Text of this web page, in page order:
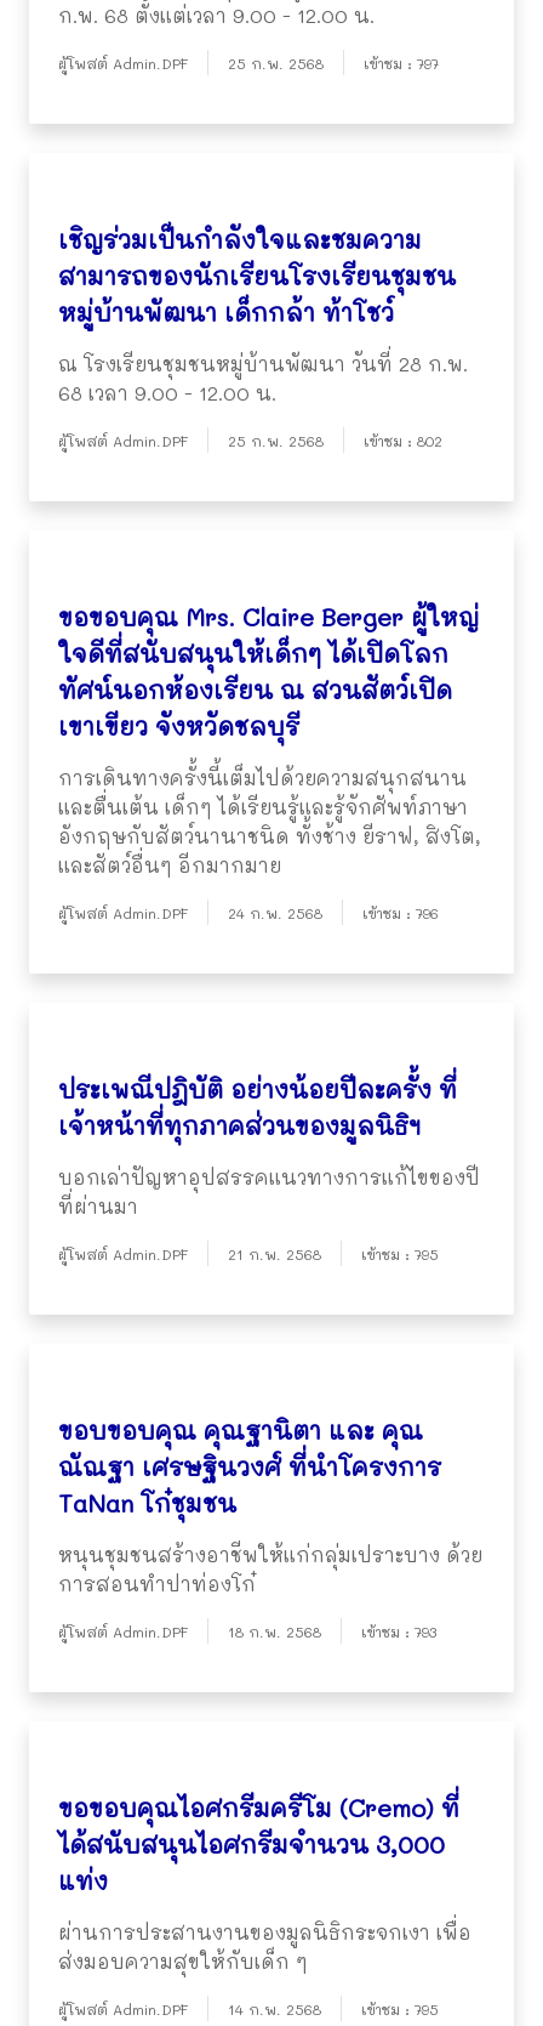
ก.พ. 68 ตั้งแต่เวลา 9.00 - 12.00 น.
ผู้โพสต์ Admin.DPF 25 ก.พ. 2568 เข้าชม : 797
เชิญร่วมเป็นกำลังใจและชมความ
สามารถของนักเรียนโรงเรียนชุมชน
หมู่บ้านพัฒนา เด็กกล้า ท้าโชว์
ณ โรงเรียนชุมชนหมู่บ้านพัฒนา วันที่ 28 ก.พ.
68 เวลา 9.00 - 12.00 น.
ผู้โพสต์ Admin.DPF 25 ก.พ. 2568 เข้าชม : 802
ขอขอบคุณ Mrs. Claire Berger ผู้ใหญ่
ใจดีที่สนับสนุนให้เด็กๆ ได้เปิดโลก
ทัศน์นอกห้องเรียน ณ สวนสัตว์เปิด
เขาเขียว จังหวัดชลบุรี
การเดินทางครั้งนี้เต็มไปด้วยความสนุกสนาน
และตื่นเต้น เด็กๆ ได้เรียนรู้และรู้จักศัพท์ภาษา
อังกฤษกับสัตว์นานาชนิด ทั้งช้าง ยีราฟ, สิงโต,
และสัตว์อื่นๆ อีกมากมาย
ผู้โพสต์ Admin.DPF 24 ก.พ. 2568 เข้าชม : 796
ประเพณีปฎิบัติ อย่างน้อยปีละครั้ง ที่
เจ้าหน้าที่ทุกภาคส่วนของมูลนิธิฯ
บอกเล่าปัญหาอุปสรรคแนวทางการแก้ไขของปี
ที่ผ่านมา
ผู้โพสต์ Admin.DPF 21 ก.พ. 2568 เข้าชม : 795
ขอบขอบคุณ คุณฐานิตา และ คุณ
ณัณฐา เศรษฐินวงศ์ ที่นำโครงการ
TaNan โก๋ชุมชน
หนุนชุมชนสร้างอาชีพให้แก่กลุ่มเปราะบาง ด้วย
การสอนทำปาท่องโก๋
ผู้โพสต์ Admin.DPF 18 ก.พ. 2568 เข้าชม : 793
ขอขอบคุณไอศกรีมครีโม (Cremo) ที่
ได้สนับสนุนไอศกรีมจำนวน 3,000
แท่ง
ผ่านการประสานงานของมูลนิธิกระจกเงา เพื่อ
ส่งมอบความสุขให้กับเด็ก ๆ
ผู้โพสต์ Admin.DPF 14 ก.พ. 2568 เข้าชม : 795